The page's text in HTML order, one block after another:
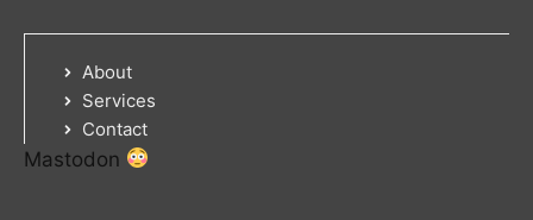
About
Services
Contact
Mastodon